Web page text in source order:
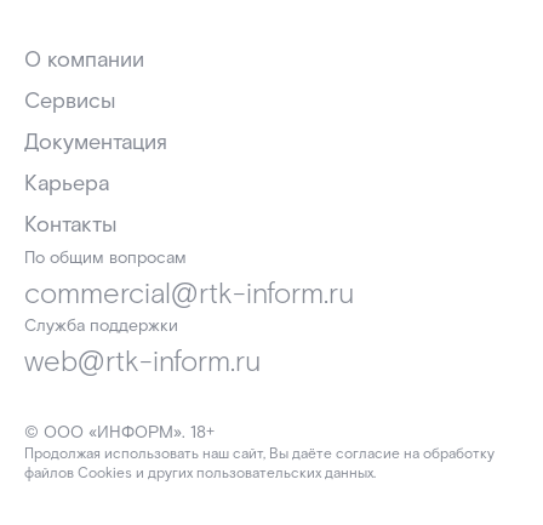
О компании
Сервисы
Документация
Карьера
Контакты
© ООО «ИНФОРМ». 18+
Продолжая использовать наш сайт, Вы даёте согласие на обработку
файлов Cookies и других пользовательских данных.
По общим вопросам
commercial@rtk-inform.ru
Служба поддержки
web@rtk-inform.ru